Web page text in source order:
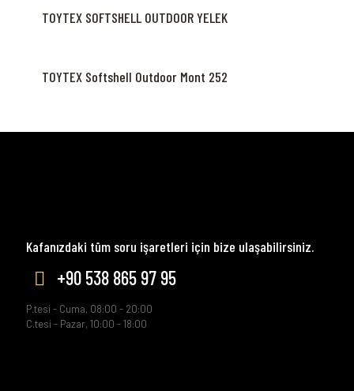
TOYTEX SOFTSHELL OUTDOOR YELEK
TOYTEX Softshell Outdoor Mont 252
Kafanızdaki tüm soru işaretleri için bize ulaşabilirsiniz.
+90 538 865 97 95
P.tesi - Cuma, 08:00 - 20:00
C.tesi - Pazar, 10:00 - 18:00